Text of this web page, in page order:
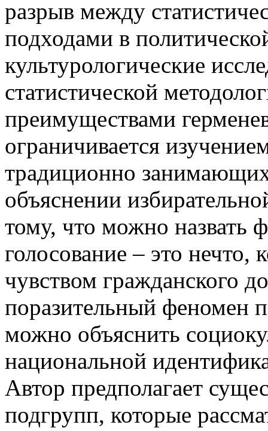
разрыв между
подходами в
культурологические
статистической
преимуществами
ограничивается
традиционно
объяснении
тому, что можно назвать
голосование – это нечто,
чувством гражданского
поразительный феномен
можно объяснить
национальной
Автор предполагает
подгрупп, которые